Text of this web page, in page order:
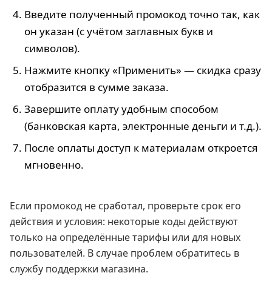
Введите полученный промокод точно так, как
он указан (с учётом заглавных букв и
символов).
Нажмите кнопку «Применить» — скидка сразу
отобразится в сумме заказа.
Завершите оплату удобным способом
(банковская карта, электронные деньги и т.д.).
После оплаты доступ к материалам откроется
мгновенно.
Если промокод не сработал, проверьте срок его
действия и условия: некоторые коды действуют
только на определённые тарифы или для новых
пользователей. В случае проблем обратитесь в
службу поддержки магазина.